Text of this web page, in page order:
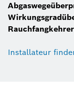
Installateur